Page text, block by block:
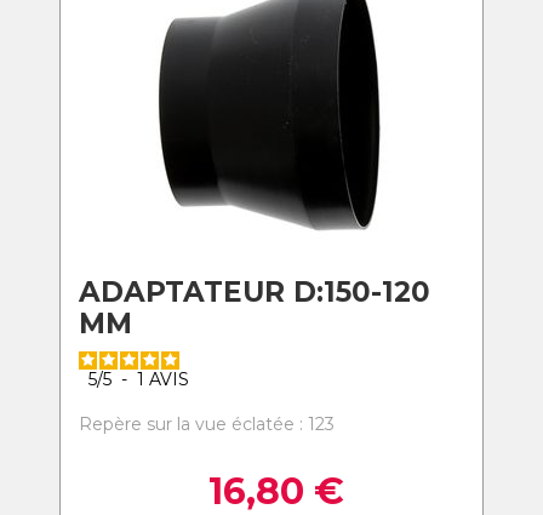
ADAPTATEUR D:150-120
MM
5/5 - 1 AVIS
Repère sur la vue éclatée : 123
16,80 €